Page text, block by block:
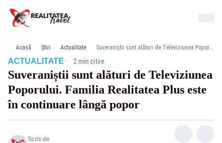
Acasă Știri Actualitate Suveraniștii sunt alături de Televiziunea Poporului. Familia Realitatea Plus este în continuare lângă popor
ACTUALITATE· 2 min citire
Suveraniștii sunt alături de Televiziunea
Poporului. Familia Realitatea Plus este
în continuare lângă popor
Scris de